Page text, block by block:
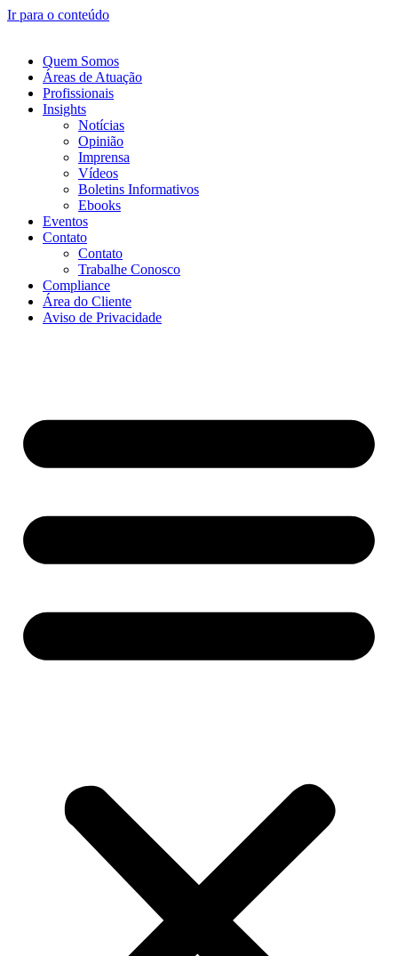
Ir para o conteúdo
Quem Somos
Áreas de Atuação
Profissionais
Insights
Notícias
Opinião
Imprensa
Vídeos
Boletins Informativos
Ebooks
Eventos
Contato
Contato
Trabalhe Conosco
Compliance
Área do Cliente
Aviso de Privacidade